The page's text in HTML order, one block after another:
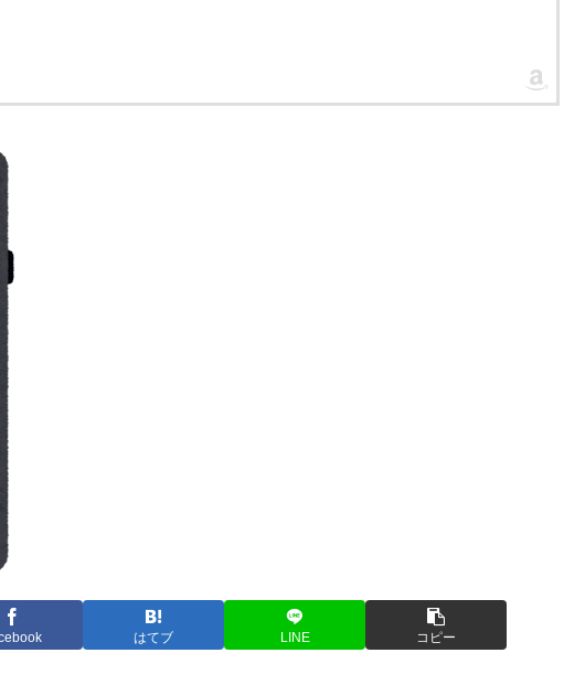
はてブ LINE コピー